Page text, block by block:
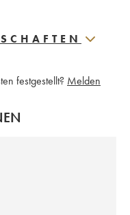
festgestellt? Melden